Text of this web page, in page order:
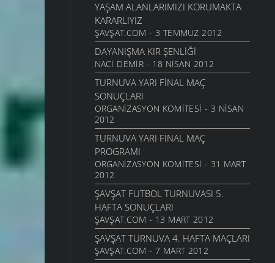
YAŞAM ALANLARIMIZI KORUMAKTA
KARARLIYIZ
ŞAVŞAT.COM - 3 TEMMUZ 2012
DAYANIŞMA KIR ŞENLIĞI
NACI DEMIR - 18 NISAN 2012
TURNUVA YARI FINAL MAÇ
SONUÇLARI
ORGANIZASYON KOMITESI - 3 NISAN
2012
TURNUVA YARI FINAL MAÇ
PROGRAMI
ORGANIZASYON KOMITESI - 31 MART
2012
ŞAVŞAT FUTBOL TURNUVASI 5.
HAFTA SONUÇLARI
ŞAVŞAT.COM - 13 MART 2012
ŞAVŞAT TURNUVA 4. HAFTA MAÇLARI
ŞAVŞAT.COM - 7 MART 2012